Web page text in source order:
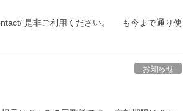
是非ご利用ください。 も今まで通り使
お知らせ